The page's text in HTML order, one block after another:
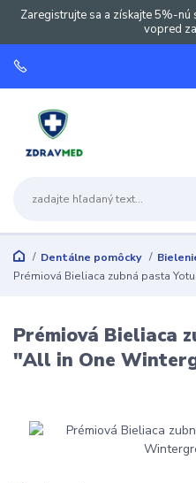
Zaregistrujte sa a získajte 5%-
vopred
Dentálne pomôcky
Prémiová Bieliaca zubná pasta
Prémiová Bieliaca
"All in One